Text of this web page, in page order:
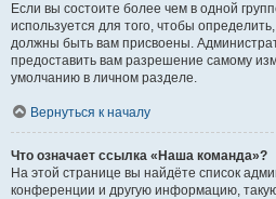
Если вы состоите более чем в одной
используется для того, чтобы
должны быть вам присвоены.
предоставить вам разрешение самому
умолчанию в личном разделе.
Вернуться к началу
Что означает ссылка «Наша команда»?
На этой странице вы найдёте список
конференции и другую информацию,